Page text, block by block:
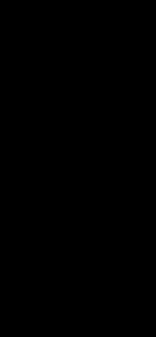
쿨링
[바스락
포인트